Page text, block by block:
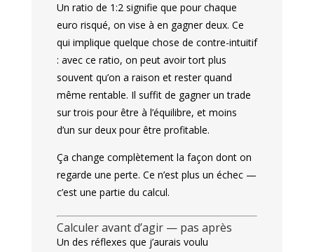
Un ratio de 1:2 signifie que pour chaque
euro risqué, on vise à en gagner deux. Ce
qui implique quelque chose de contre-intuitif
: avec ce ratio, on peut avoir tort plus
souvent qu’on a raison et rester quand
même rentable. Il suffit de gagner un trade
sur trois pour être à l’équilibre, et moins
d’un sur deux pour être profitable.
Ça change complètement la façon dont on
regarde une perte. Ce n’est plus un échec —
c’est une partie du calcul.
Calculer avant d’agir — pas après
Un des réflexes que j’aurais voulu